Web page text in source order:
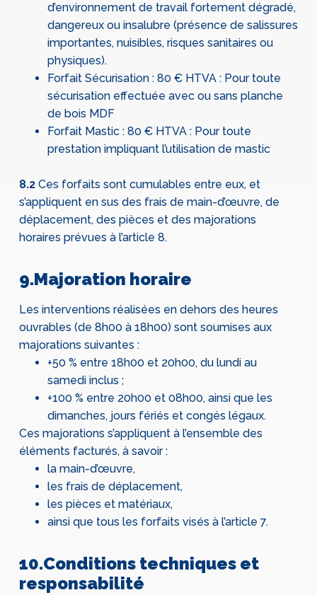
d’environnement de travail fortement dégradé,
dangereux ou insalubre (présence de salissures
importantes, nuisibles, risques sanitaires ou
physiques).
Forfait Sécurisation : 80 € HTVA : Pour toute
sécurisation effectuée avec ou sans planche
de bois MDF
Forfait Mastic : 80 € HTVA : Pour toute
prestation impliquant l’utilisation de mastic
8.2Ces forfaits sont cumulables entre eux, et
s’appliquent en sus des frais de main-d’œuvre, de
déplacement, des pièces et des majorations
horaires prévues à l’article 8.
9.Majoration horaire
Les interventions réalisées en dehors des heures
ouvrables (de 8h00 à 18h00) sont soumises aux
majorations suivantes :
+50 % entre 18h00 et 20h00, du lundi au
samedi inclus ;
+100 % entre 20h00 et 08h00, ainsi que les
dimanches, jours fériés et congés légaux.
Ces majorations s’appliquent à l’ensemble des
éléments facturés, à savoir :
la main-d’œuvre,
les frais de déplacement,
les pièces et matériaux,
ainsi que tous les forfaits visés à l’article 7.
10.Conditions techniques et
responsabilité